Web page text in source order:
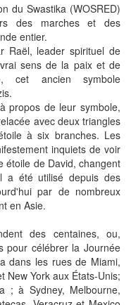
du Swastika (WOSRED)
des marches et des
entier.
Raël, leader spirituel de
sens de la paix et de
cet ancien symbole
propos de leur symbole,
avec deux triangles
à six branches. Les
inquiets de voir
étoile de David, changent
a été utilisé depuis des
par de nombreux
en Asie.
des centaines, ou,
pour célébrer la Journée
dans les rues de Miami,
New York aux États-Unis;
; à Sydney, Melbourne,